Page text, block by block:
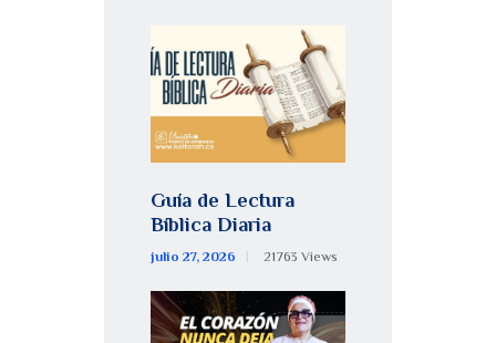
Guía de Lectura
Bíblica Diaria
julio 27, 2026 21763 Views